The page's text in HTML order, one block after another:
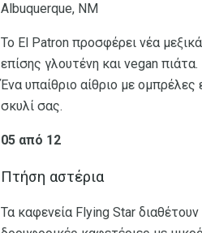
Albuquerque, ΝΜ
Το El Patron προσφέρει νέα
επίσης γλουτένη και vegan
Ένα υπαίθριο αίθριο με
σκυλί σας.
05 από 12
Πτήση αστέρια
Τα καφενεία Flying Star